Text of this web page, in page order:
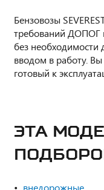
Бензовозы
требований
без необходимости
вводом в работу.
готовый к
ЭТА
внедорожные